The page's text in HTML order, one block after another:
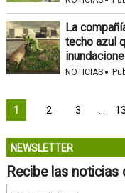
La
techo azul
NOTICIAS ·
1 2 3 13
NEWSLETTER
Recibe las